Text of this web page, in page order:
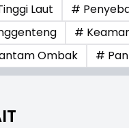
Laut #
#
Ombak
#